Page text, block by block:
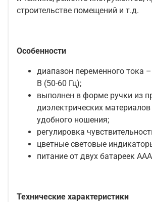
строительстве помещений и т.д.
Особенности
диапазон переменного тока
В (50-60 Гц);
выполнен в форме ручки из
диэлектрических
удобного ношения;
регулировка
цветные световые
питание от двух батареек
Технические характеристики